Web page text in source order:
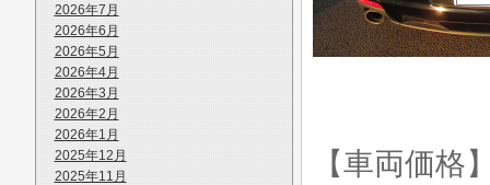
2026年7月
2026年6月
2026年5月
2026年4月
2026年3月
2026年2月
2026年1月
2025年12月
2025年11月
【車両価格